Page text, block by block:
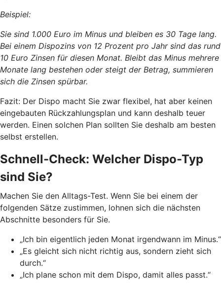
Beispiel:
Sie sind 1.000 Euro im Minus und bleiben es 30 Tage lang.
Bei einem Dispozins von 12 Prozent pro Jahr sind das rund
10 Euro Zinsen für diesen Monat. Bleibt das Minus mehrere
Monate lang bestehen oder steigt der Betrag, summieren
sich die Zinsen spürbar.
Fazit: Der Dispo macht Sie zwar flexibel, hat aber keinen
eingebauten Rückzahlungsplan und kann deshalb teuer
werden. Einen solchen Plan sollten Sie deshalb am besten
selbst erstellen.
Schnell-Check: Welcher Dispo-Typ
sind Sie?
Machen Sie den Alltags-Test. Wenn Sie bei einem der
folgenden Sätze zustimmen, lohnen sich die nächsten
Abschnitte besonders für Sie.
„Ich bin eigentlich jeden Monat irgendwann im Minus.“
„Es gleicht sich nicht richtig aus, sondern zieht sich
durch.“
„Ich plane schon mit dem Dispo, damit alles passt.“